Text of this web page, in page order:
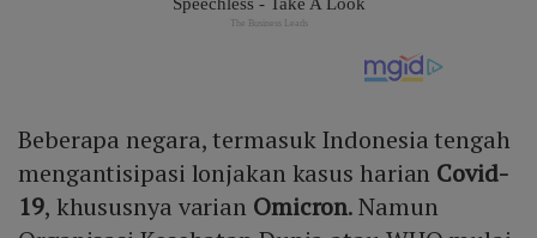
Beberapa negara, termasuk Indonesia tengah
mengantisipasi lonjakan kasus harian Covid-
19, khususnya varian Omicron. Namun